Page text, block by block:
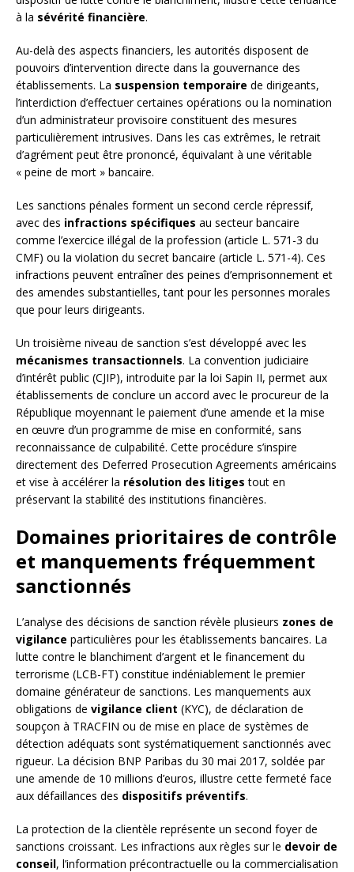
à la sévérité financière.
Au-delà des aspects financiers, les autorités disposent de
pouvoirs d’intervention directe dans la gouvernance des
établissements. La suspension temporaire de dirigeants,
l’interdiction d’effectuer certaines opérations ou la nomination
d’un administrateur provisoire constituent des mesures
particulièrement intrusives. Dans les cas extrêmes, le retrait
d’agrément peut être prononcé, équivalant à une véritable
« peine de mort » bancaire.
Les sanctions pénales forment un second cercle répressif,
avec des infractions spécifiques au secteur bancaire
comme l’exercice illégal de la profession (article L. 571-3 du
CMF) ou la violation du secret bancaire (article L. 571-4). Ces
infractions peuvent entraîner des peines d’emprisonnement et
des amendes substantielles, tant pour les personnes morales
que pour leurs dirigeants.
Un troisième niveau de sanction s’est développé avec les
mécanismes transactionnels. La convention judiciaire
d’intérêt public (CJIP), introduite par la loi Sapin II, permet aux
établissements de conclure un accord avec le procureur de la
République moyennant le paiement d’une amende et la mise
en œuvre d’un programme de mise en conformité, sans
reconnaissance de culpabilité. Cette procédure s’inspire
directement des Deferred Prosecution Agreements américains
et vise à accélérer la résolution des litiges tout en
préservant la stabilité des institutions financières.
Domaines prioritaires de contrôle
et manquements fréquemment
sanctionnés
L’analyse des décisions de sanction révèle plusieurs zones de
vigilance particulières pour les établissements bancaires. La
lutte contre le blanchiment d’argent et le financement du
terrorisme (LCB-FT) constitue indéniablement le premier
domaine générateur de sanctions. Les manquements aux
obligations de vigilance client (KYC), de déclaration de
soupçon à TRACFIN ou de mise en place de systèmes de
détection adéquats sont systématiquement sanctionnés avec
rigueur. La décision BNP Paribas du 30 mai 2017, soldée par
une amende de 10 millions d’euros, illustre cette fermeté face
aux défaillances des dispositifs préventifs.
La protection de la clientèle représente un second foyer de
sanctions croissant. Les infractions aux règles sur le devoir de
conseil, l’information précontractuelle ou la commercialisation